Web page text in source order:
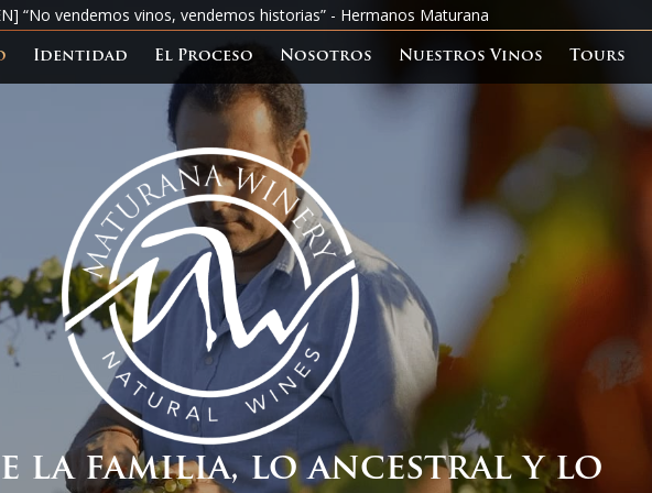
“No vendemos vinos, vendemos historias” - Hermanos Maturana
Identidad El Proceso Nosotros Nuestros Vinos Tours
la familia, lo ancestral y lo